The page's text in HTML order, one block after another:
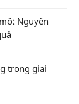
Nguyên
trong giai